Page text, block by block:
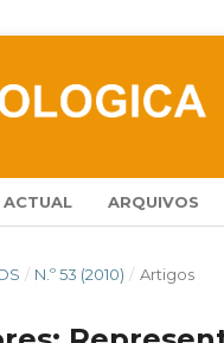
ACTUAL ARQUIVOS
/ N.º 53 (2010) / Artigos